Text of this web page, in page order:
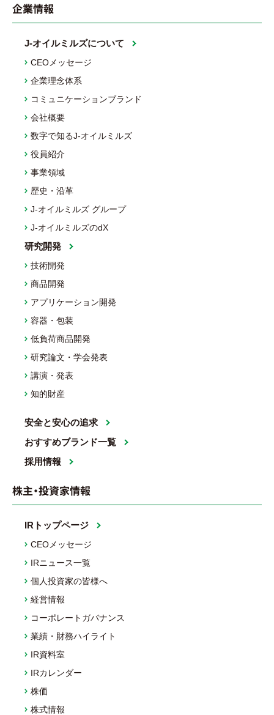
企業情報
J-オイルミルズについて
CEOメッセージ
企業理念体系
コミュニケーションブランド
会社概要
数字で知るJ-オイルミルズ
役員紹介
事業領域
歴史・沿革
J-オイルミルズ グループ
J-オイルミルズのdX
研究開発
技術開発
商品開発
アプリケーション開発
容器・包装
低負荷商品開発
研究論文・学会発表
講演・発表
知的財産
安全と安心の追求
おすすめブランド一覧
採用情報
株主・投資家情報
IRトップページ
CEOメッセージ
IRニュース一覧
個人投資家の皆様へ
経営情報
コーポレートガバナンス
業績・財務ハイライト
IR資料室
IRカレンダー
株価
株式情報